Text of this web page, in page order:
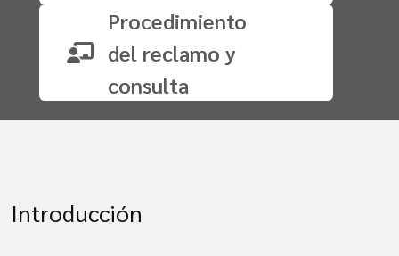
Procedimiento
del reclamo y
consulta
Introducción